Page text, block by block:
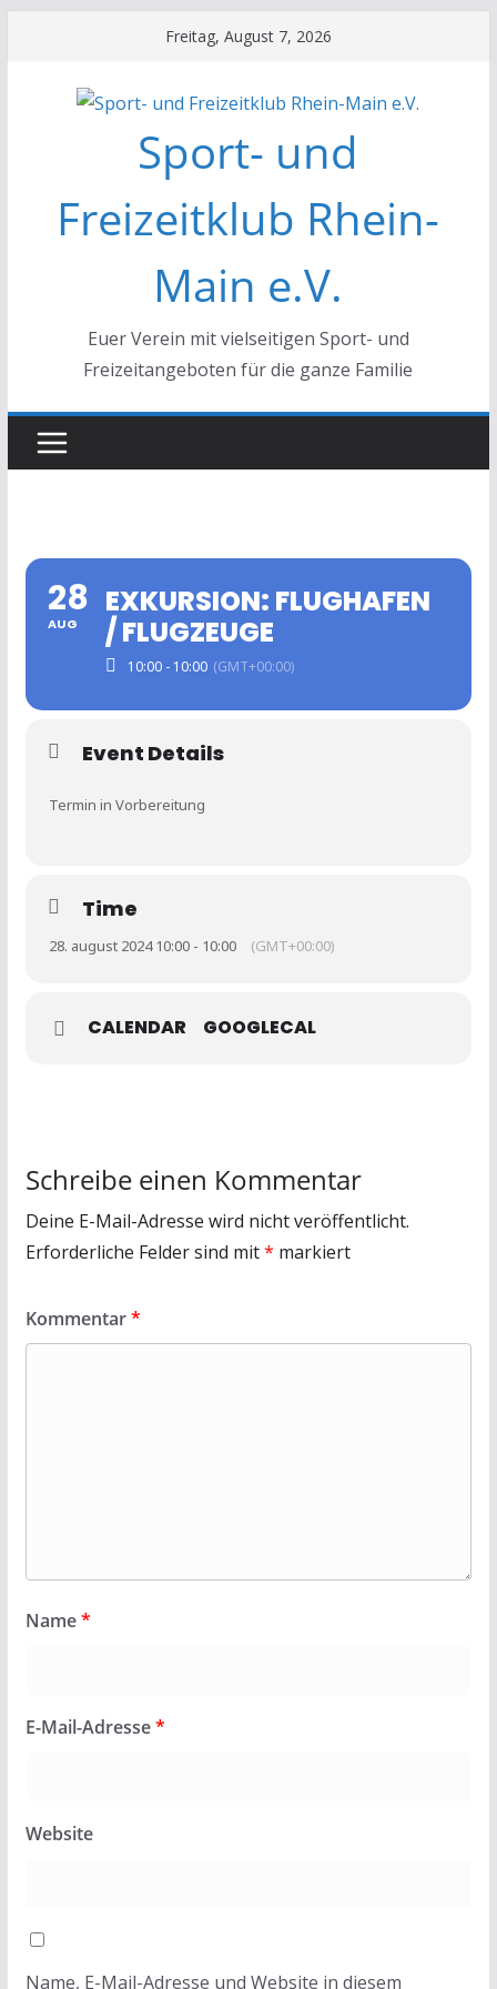
springen
Freitag, August 7, 2026
Sport- und
Freizeitklub Rhein-
Main e.V.
Euer Verein mit vielseitigen Sport- und
Freizeitangeboten für die ganze Familie
28
AUG
EXKURSION: FLUGHAFEN
/ FLUGZEUGE
10:00 - 10:00 (GMT+00:00)
Event Details
Termin in Vorbereitung
Time
28. august 2024 10:00 - 10:00 (GMT+00:00)
CALENDAR GOOGLECAL
Schreibe einen Kommentar
Deine E-Mail-Adresse wird nicht veröffentlicht.
Erforderliche Felder sind mit* markiert
Kommentar*
Name*
E-Mail-Adresse*
Website
Name, E-Mail-Adresse und Website in diesem